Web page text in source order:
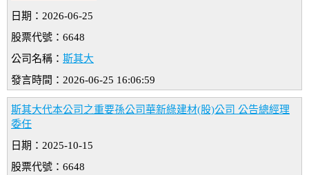
日期：2026-06-25
股票代號：6648
公司名稱： 斯其大
發言時間：2026-06-25 16:06:59
斯其大代本公司之重要孫公司華新綠建材(股)公司 公告總經理
委任
日期：2025-10-15
股票代號：6648